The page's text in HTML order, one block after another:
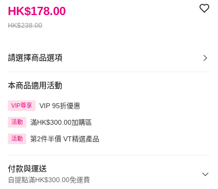
HK$238.00
HK$178.00
請選擇商品選項
本商品適用活動
VIP尊享 VIP 95折優惠
活動 滿HK$300.00加購區
活動 第2件半價 VT精選產品
付款與運送
自提點滿HK$300.00免運費